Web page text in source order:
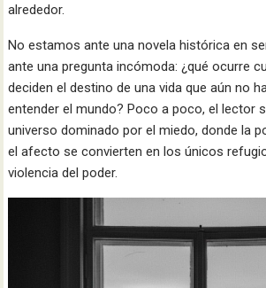
alrededor.
No estamos ante una novela histórica en
ante una pregunta incómoda: ¿qué ocurre
deciden el destino de una vida que aún no
entender el mundo? Poco a poco, el lector
universo dominado por el miedo, donde la
el afecto se convierten en los únicos
violencia del poder.